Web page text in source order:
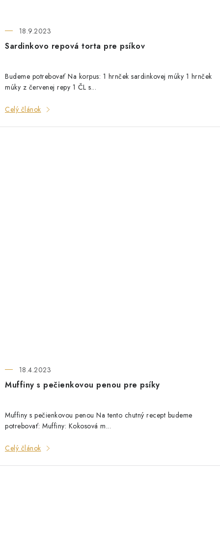
Sardinkovo repová torta pre psíkov
18.9.2023
Budeme potrebovať Na korpus: 1 hrnček sardinkovej múky 1 hrnček
múky z červenej repy 1 ČL s...
Celý článok
Muffiny s pečienkovou penou pre psíky
18.4.2023
Muffiny s pečienkovou penou Na tento chutný recept budeme
potrebovať: Muffiny: Kokosová m...
Celý článok